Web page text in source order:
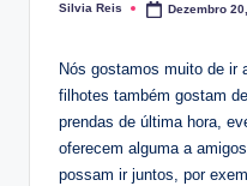
Posted
Silvia Reis Dezembro
Nós gostamos muito de ir
filhotes também gostam
prendas de última hora,
oferecem alguma a
possam ir juntos, por